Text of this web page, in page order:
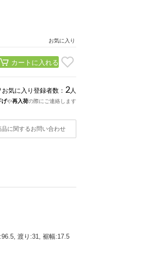
お気に入り
カートに入れる
お気に入り登録者数： 2 人
げや再入荷の際にご連絡します
品に関するお問い合わせ
渡り:31, 裾幅:17.5